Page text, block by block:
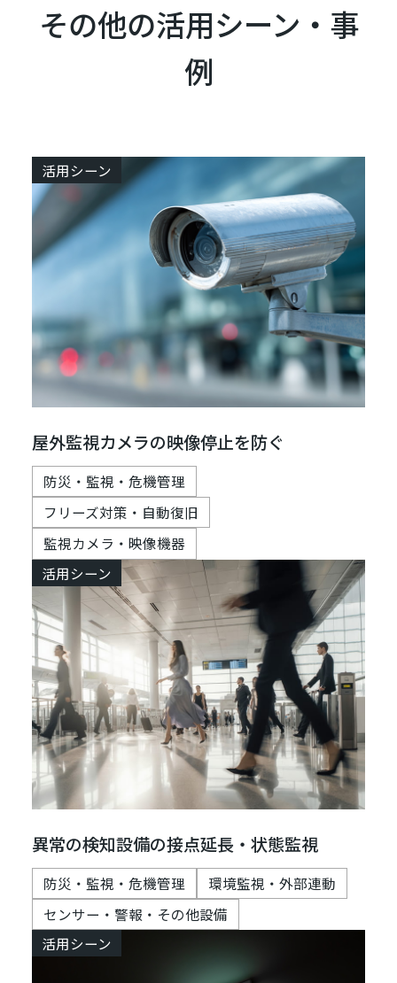
その他の活用シーン・事
例
活用シーン
屋外監視カメラの映像停止を防ぐ
防災・監視・危機管理
フリーズ対策・自動復旧
監視カメラ・映像機器
活用シーン
異常の検知設備の接点延長・状態監視
防災・監視・危機管理
環境監視・外部連動
センサー・警報・その他設備
活用シーン